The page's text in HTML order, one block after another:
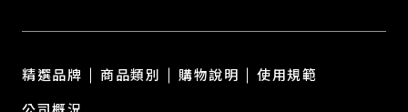
精選品牌 商品類別 購物說明
使用規範